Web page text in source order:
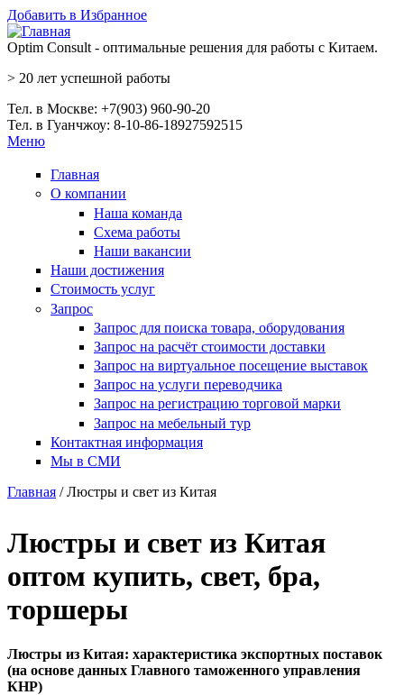
Перейти к основному содержанию
Добавить в Избранное
Optim Consult - оптимальные решения для работы с Китаем.
> 20 лет успешной работы
Тел. в Москве: +7(903) 960-90-20
Тел. в Гуанчжоу: 8-10-86-18927592515
Меню
Главная
О компании
Наша команда
Схема работы
Наши вакансии
Наши достижения
Стоимость услуг
Запрос
Запрос для поиска товара, оборудования
Запрос на расчёт стоимости доставки
Запрос на виртуальное посещение выставок
Запрос на услуги переводчика
Запрос на регистрацию торговой марки
Запрос на мебельный тур
Контактная информация
Мы в СМИ
Главная / Люстры и свет из Китая
Люстры и свет из Китая
оптом купить, свет, бра,
торшеры
Люстры из Китая: характеристика экспортных поставок
(на основе данных Главного таможенного управления
КНР)